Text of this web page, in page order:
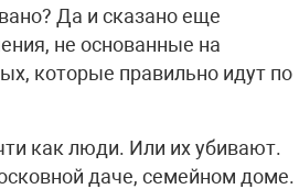
Да и сказано еще
не основанные на
которые правильно идут по
как люди. Или их убивают.
даче, семейном доме.